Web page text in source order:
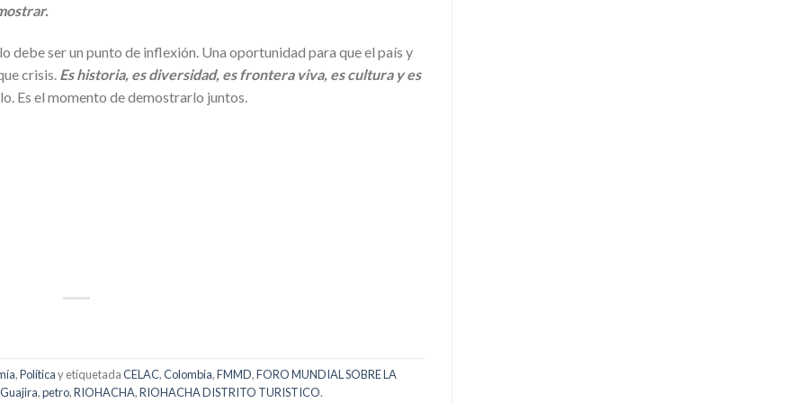
ser un punto de inflexión. Una oportunidad para que el país y
crisis. Es historia, es diversidad, es frontera viva, es cultura y es
Es el momento de demostrarlo juntos.
,Políticay etiquetadaCELAC,Colombia,FMMD,FORO MUNDIAL SOBRE LA
,petro,RIOHACHA,RIOHACHA DISTRITO TURISTICO.